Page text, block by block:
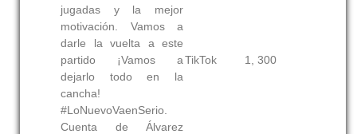
jugadas y la mejor
motivación. Vamos a
darle la vuelta a este
partido ¡Vamos a
dejarlo todo en la
cancha!
#LoNuevoVaenSerio.
Cuenta de Álvarez
TikTok 1, 300